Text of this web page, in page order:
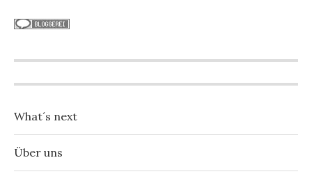
What´s next
Über uns